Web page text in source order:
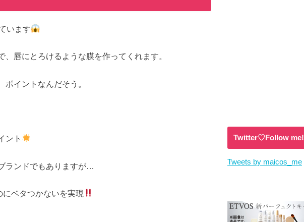
います
唇にとろけるような膜を作ってくれます。
ポイントなんだそう。
ント
ランドでもありますが…
ベタつかないを実現
Twitter♡Follow me!
Tweets by maicos_me